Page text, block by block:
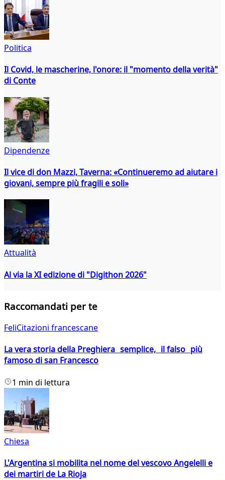
Politica
Il Covid, le mascherine, l'onore: il "momento della verità"
di Conte
Dipendenze
Il vice di don Mazzi, Taverna: «Continueremo ad aiutare i
giovani, sempre più fragili e soli»
Attualità
Al via la XI edizione di "Digithon 2026"
Raccomandati per te
FeliCitazioni francescane
La vera storia della Preghiera semplice, il falso più
famoso di san Francesco
1 min di lettura
Chiesa
L'Argentina si mobilita nel nome del vescovo Angelelli e
dei martiri de La Rioja